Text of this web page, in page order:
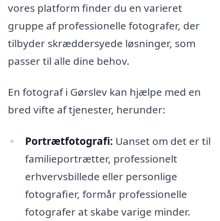
vores platform finder du en varieret
gruppe af professionelle fotografer, der
tilbyder skræddersyede løsninger, som
passer til alle dine behov.
En fotograf i Gørslev kan hjælpe med en
bred vifte af tjenester, herunder:
Portrætfotografi: Uanset om det er til
familieportrætter, professionelt
erhvervsbillede eller personlige
fotografier, formår professionelle
fotografer at skabe varige minder.